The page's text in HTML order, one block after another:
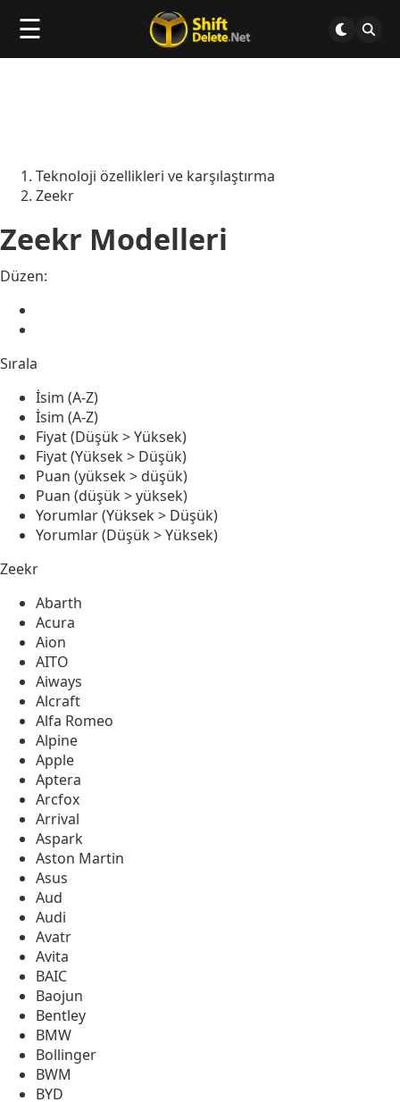
☰
Teknoloji özellikleri ve karşılaştırma
Zeekr
Zeekr Modelleri
Düzen:
Sırala
İsim (A-Z)
İsim (A-Z)
Fiyat (Düşük > Yüksek)
Fiyat (Yüksek > Düşük)
Puan (yüksek > düşük)
Puan (düşük > yüksek)
Yorumlar (Yüksek > Düşük)
Yorumlar (Düşük > Yüksek)
Zeekr
Abarth
Acura
Aion
AITO
Aiways
Alcraft
Alfa Romeo
Alpine
Apple
Aptera
Arcfox
Arrival
Aspark
Aston Martin
Asus
Aud
Audi
Avatr
Avita
BAIC
Baojun
Bentley
BMW
Bollinger
BWM
BYD